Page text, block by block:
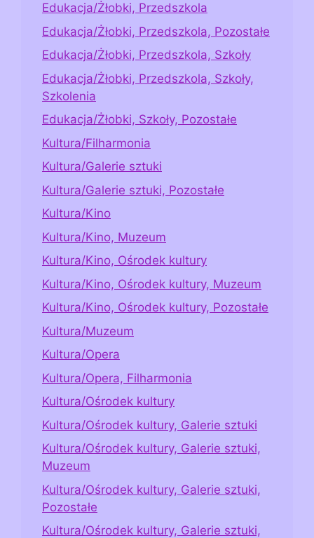
Edukacja/Żłobki, Przedszkola
Edukacja/Żłobki, Przedszkola, Pozostałe
Edukacja/Żłobki, Przedszkola, Szkoły
Edukacja/Żłobki, Przedszkola, Szkoły,
Szkolenia
Edukacja/Żłobki, Szkoły, Pozostałe
Kultura/Filharmonia
Kultura/Galerie sztuki
Kultura/Galerie sztuki, Pozostałe
Kultura/Kino
Kultura/Kino, Muzeum
Kultura/Kino, Ośrodek kultury
Kultura/Kino, Ośrodek kultury, Muzeum
Kultura/Kino, Ośrodek kultury, Pozostałe
Kultura/Muzeum
Kultura/Opera
Kultura/Opera, Filharmonia
Kultura/Ośrodek kultury
Kultura/Ośrodek kultury, Galerie sztuki
Kultura/Ośrodek kultury, Galerie sztuki,
Muzeum
Kultura/Ośrodek kultury, Galerie sztuki,
Pozostałe
Kultura/Ośrodek kultury, Galerie sztuki,